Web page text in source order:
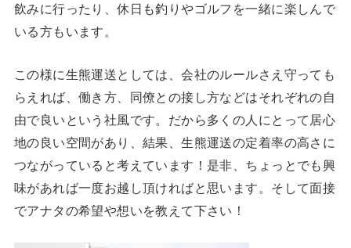
飲みに行ったり、休日も釣りやゴルフを一緒に楽しんで
いる方もいます。
この様に生熊運送としては、会社のルールさえ守っても
らえれば、働き方、同僚との接し方などはそれぞれの自
由で良いという社風です。だから多くの人にとって居心
地の良い空間があり、結果、生熊運送の定着率の高さに
つながっていると考えています！是非、ちょっとでも興
味があれば一度お越し頂ければと思います。そして面接
でアナタの希望や想いを教えて下さい！